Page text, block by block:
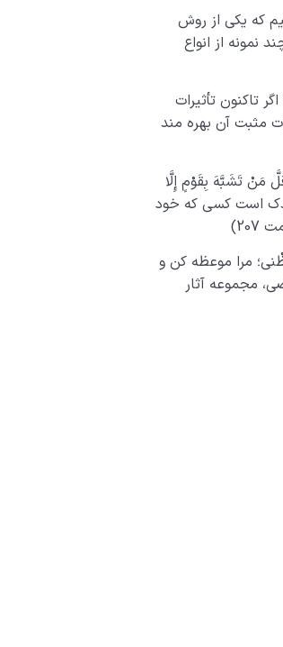
که یکی از روش
نمونه از انواع
تاکنون تأثیرات
مثبت آن بهره مند
مَنْ تَشَبَّهَ بِقَوْمٍ إِلَّا
اندک است کسى که خود
مرا موعظه کن و
مجموعه آثار